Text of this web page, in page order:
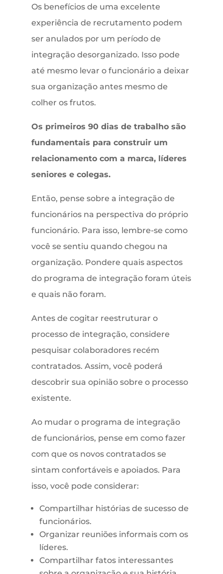
Os benefícios de uma excelente
experiência de recrutamento podem
ser anulados por um período de
integração desorganizado. Isso pode
até mesmo levar o funcionário a deixar
sua organização antes mesmo de
colher os frutos.
Os primeiros 90 dias de trabalho são
fundamentais para construir um
relacionamento com a marca, líderes
seniores e colegas.
Então, pense sobre a integração de
funcionários na perspectiva do próprio
funcionário. Para isso, lembre-se como
você se sentiu quando chegou na
organização. Pondere quais aspectos
do programa de integração foram úteis
e quais não foram.
Antes de cogitar reestruturar o
processo de integração, considere
pesquisar colaboradores recém
contratados. Assim, você poderá
descobrir sua opinião sobre o processo
existente.
Ao mudar o programa de integração
de funcionários, pense em como fazer
com que os novos contratados se
sintam confortáveis ​​e apoiados. Para
isso, você pode considerar:
Compartilhar histórias de sucesso de
funcionários.
Organizar reuniões informais com os
líderes.
Compartilhar fatos interessantes